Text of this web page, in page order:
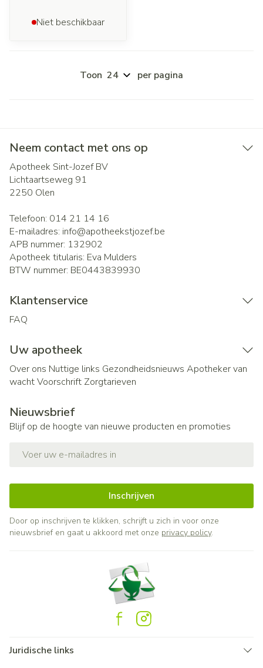
Niet beschikbaar
Toon per pagina
Neem contact met ons op
Apotheek Sint-Jozef BV
Lichtaartseweg 91
2250 Olen
Telefoon: 014 21 14 16
E-mailadres: info@apotheekstjozef.be
APB nummer: 132902
Apotheek titularis: Eva Mulders
BTW nummer: BE0443839930
Klantenservice
FAQ
Uw apotheek
Over ons Nuttige links Gezondheidsnieuws Apotheker van
wachtVoorschrift Zorgtarieven
Nieuwsbrief
Blijf op de hoogte van nieuwe producten en promoties
Inschrijven
Door op inschrijven te klikken, schrijft u zich in voor onze
nieuwsbrief en gaat u akkoord met onze privacy policy.
Juridische links